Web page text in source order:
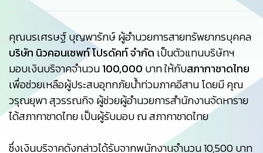
คุณนรเศรษฐ์ บุญพารักษ์ ผู้อำนวยการสายทรัพยากรบุคคล
บริษัท นิวคอนเซพท์ โปรดัคท์ จำกัด เป็นตัวแทนบริษัทฯ
มอบเงินบริจาคจำนวน100,000 บาท ให้กับสภากาชาดไทย
เพื่อช่วยเหลือผู้ประสบอุทกภัยน้ำท่วมภาคอีสาน โดยมี คุณ
วรุณยุพา สุวรรณกิจ ผู้ช่วยผู้อำนวยการสำนักงานจัดหาราย
ได้สภากาชาดไทย เป็นผู้รับมอบ ณ สภากาชาดไทย
ซึ่งเงินบริจาคดังกล่าวได้รับจากพนักงานจำนวน 10,500 บาท